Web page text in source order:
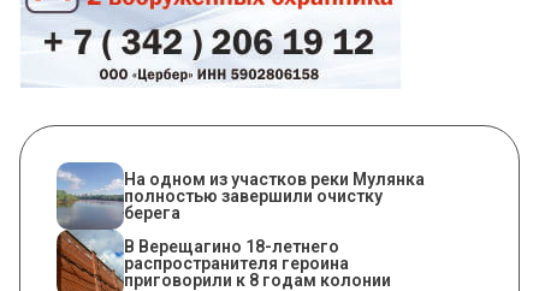
На одном из участков реки Мулянка
полностью завершили очистку
берега
В Верещагино 18-летнего
распространителя героина
приговорили к 8 годам колонии